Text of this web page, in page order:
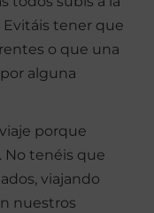
Evitáis tener que
o que una
alguna
porque
No tenéis que
viajando
nuestros